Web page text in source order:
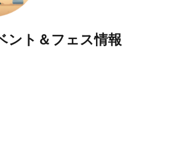
ント＆フェス情報